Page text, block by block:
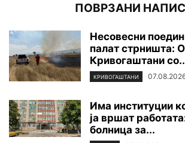
ПОВРЗАНИ
Несовесни
палат стрништа:
Кривогаштани
КРИВОГАШТАНИ
Има институции
ја вршат
болница за...